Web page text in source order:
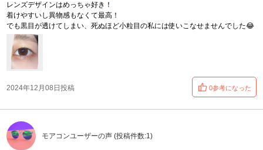
レンズデザインはめっちゃ好き！
着けやすいし異物感もなくて最高！
でも黒目が透けてしまい、死ぬほど小粒目の私には使いこなせませんでした😂
2024年12月08日投稿 0参考になった
モアコンユーザーの声 (投稿件数:1)